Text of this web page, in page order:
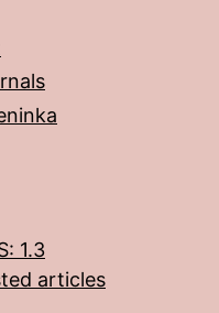
1.3
articles